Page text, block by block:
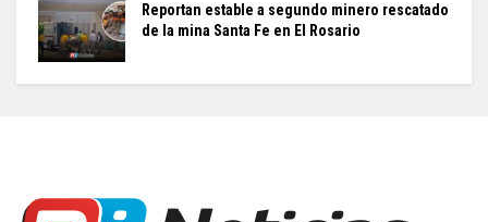
Reportan estable a segundo minero rescatado
de la mina Santa Fe en El Rosario